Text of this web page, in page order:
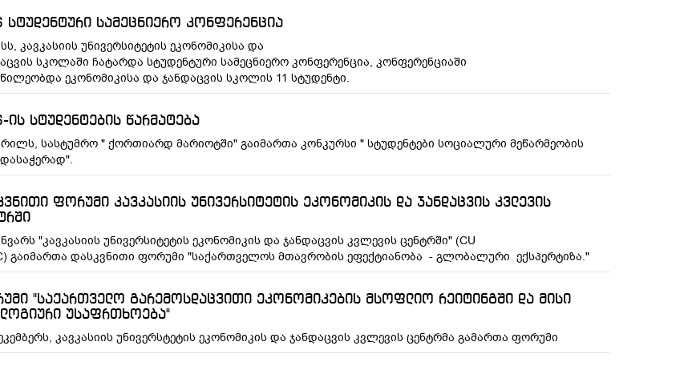
სტუდენტური სამეცნიერო კონფერენცია
კავკასიის უნივერსიტეტის ეკონომიკისა და
სკოლაში ჩატარდა სტუდენტური სამეცნიერო კონფერენცია, კონფერენციაში
ეკონომიკისა და ჯანდაცვის სკოლის 11 სტუდენტი.
ის სტუდენტების წარმატება
სასტუმრო " ქორთიარდ მარიოტში" გაიმართა კონკურსი " სტუდენტები სოციალური მეწარმეობის
ფორუმი კავკასიის უნივერსიტეტის ეკონომიკის და ჯანდაცვის კვლევის
"კავკასიის უნივერსიტეტის ეკონომიკის და ჯანდაცვის კვლევის ცენტრში" (CU
გაიმართა დასკვნითი ფორუმი "საქართველოს მთავრობის ეფექტიანობა - გლობალური ექსპერტიზა."
"საქართველო გარემოსდაცვითი ეკონომიკების მსოფლიო რეიტინგში და მისი
უსაფრთხოება"
კავკასიის უნივერსტეტის ეკონომიკის და ჯანდაცვის კვლევის ცენტრმა გამართა ფორუმი